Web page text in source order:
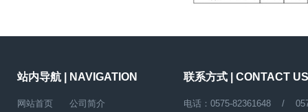
站内导航 | NAVIGATION
网站首页
公司简介
联系方式 | CONTACT US
电话：0575-82361648 /